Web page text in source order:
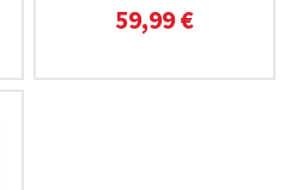
59,99 €